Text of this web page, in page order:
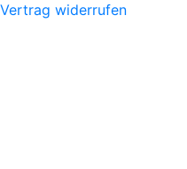
Vertrag widerrufen